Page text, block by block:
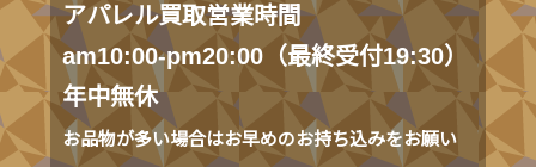
アパレル買取営業時間
am10:00-pm20:00（最終受付19:30）
年中無休
お品物が多い場合はお早めのお持ち込みをお願い